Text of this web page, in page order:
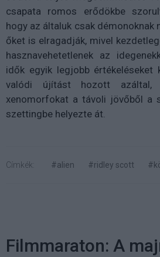
csapata romos erődökbe
hogy az általuk csak démonoknak
őket is elragadják, mivel
hasznavehetetlenek az
idők egyik legjobb értékeléseket
valódi újítást hozott azáltal,
xenomorfokat a távoli jövőből a
szettingbe helyezte át.
Címkék: #alien #ridley scott
Filmmaraton: A